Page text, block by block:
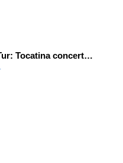
Ricardo Sanz y Tur: Tocatina concertante al aire español